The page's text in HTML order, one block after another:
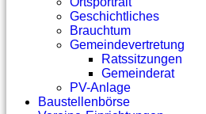
Geschichtliches
Brauchtum
Gemeindevertretung
Ratssitzungen
Gemeinderat
PV-Anlage
Baustellenbörse